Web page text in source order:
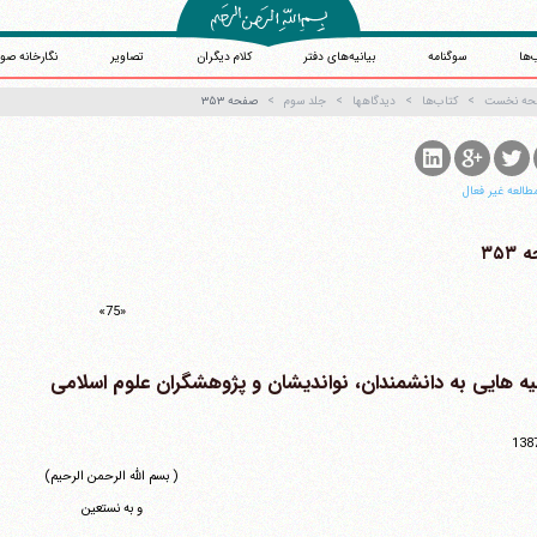
سوگنامه بیانیه‌های دفتر کلام دیگران تصاویر نگارخانه
نخست کتاب‌ها دیدگاهها جلد سوم صفحه ۳۵۳
غیر فعال
«75»
هایی به دانشمندان، نواندیشان و پژوهشگران علوم اسلامی
( بسم الله الرحمن الرحیم)
و به نستعین